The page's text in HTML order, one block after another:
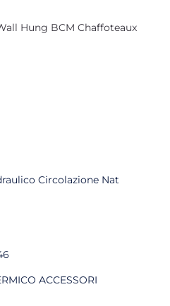
Hung BCM Chaffoteaux
Circolazione Nat
ACCESSORI